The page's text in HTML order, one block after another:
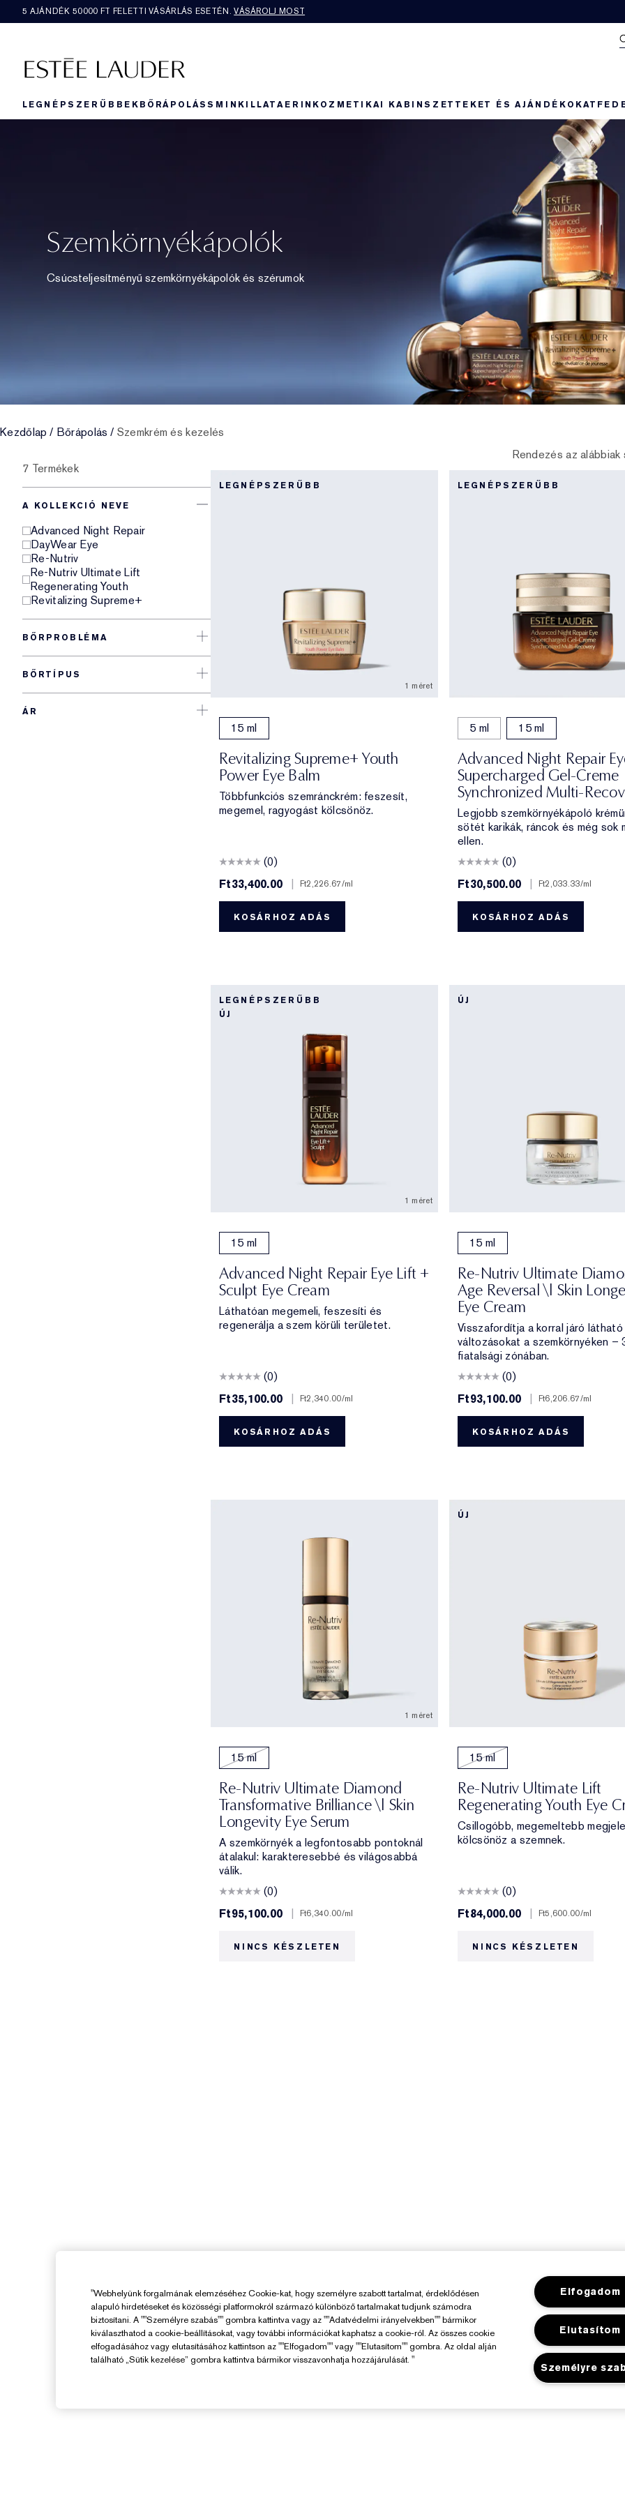
5 AJÁNDÉK 50000​ FT FELETTI VÁSÁRLÁS ESETÉN.VÁSÁROLJ MOST
LEGNÉPSZERŰBBEKBŐRÁPOLÁSSMINKILLATAERIN KOZMETIKAI KABINSZETTEKET ÉS AJÁNDÉKOKAT
Szemkörnyékápolók
Csúcsteljesítményű szemkörnyékápolók és szérumok
Kezdőlap / Bőrápolás / Szemkrém és kezelés
7 Termékek
A KOLLEKCIÓ NEVE
Advanced Night Repair
DayWear Eye
Re-Nutriv
Re-Nutriv Ultimate Lift
Regenerating Youth
Revitalizing Supreme+
BŐRPROBLÉMA
BŐRTÍPUS
ÁR
Rendezés az alábbiak
LEGNÉPSZERŰBB
1 méret
15 ml
Revitalizing Supreme+ Youth
Power Eye Balm
Többfunkciós szemránckrém: feszesít,
megemel, ragyogást kölcsönöz.
(0)
Ft33,400.00
Ft2,226.67/ml
KOSÁRHOZ ADÁS
LEGNÉPSZERŰBB
5 ml 15 ml
Advanced Night Repair
Supercharged Gel-Creme
Synchronized Multi-
Legjobb szemkörnyékápoló
sötét karikák, ráncok és még sok
ellen.
(0)
Ft30,500.00
Ft2,033.33/ml
KOSÁRHOZ ADÁS
LEGNÉPSZERŰBB
ÚJ
1 méret
15 ml
Advanced Night Repair Eye Lift +
Sculpt Eye Cream
Láthatóan megemeli, feszesíti és
regenerálja a szem körüli területet.
(0)
Ft35,100.00
Ft2,340.00/ml
KOSÁRHOZ ADÁS
ÚJ
15 ml
Re-Nutriv Ultimate
Age Reversal \| Skin
Eye Cream
Visszafordítja a korral járó látható
változásokat a szemkörnyéken –
fiatalsági zónában.
(0)
Ft93,100.00
Ft6,206.67/ml
KOSÁRHOZ ADÁS
1 méret
15 ml
Re-Nutriv Ultimate Diamond
Transformative Brilliance \| Skin
Longevity Eye Serum
A szemkörnyék a legfontosabb pontoknál
átalakul: karakteresebbé és világosabbá
válik.
(0)
Ft95,100.00
Ft6,340.00/ml
NINCS KÉSZLETEN
ÚJ
15 ml
Re-Nutriv Ultimate Lift
Regenerating Youth Eye
Csillogóbb, megemeltebb
kölcsönöz a szemnek.
(0)
Ft84,000.00
Ft5,600.00/ml
NINCS KÉSZLETEN
"Webhelyünk forgalmának elemzéséhez Cookie-kat, hogy személyre szabott tartalmat, érdeklődésen
alapuló hirdetéseket és közösségi platformokról származó különböző tartalmakat tudjunk számodra
biztosítani. A ""Személyre szabás"" gombra kattintva vagy az ""Adatvédelmi irányelvekben"" bármikor
kiválaszthatod a cookie-beállításokat, vagy további információkat kaphatsz a cookie-ról. Az összes cookie
elfogadásához vagy elutasításához kattintson az ""Elfogadom"" vagy ""Elutasítom"" gombra. Az oldal alján
található „Sütik kezelése” gombra kattintva bármikor visszavonhatja hozzájárulását. "
Elfogadom
Elutasítom
Személyre